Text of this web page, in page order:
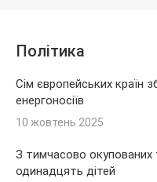
Політика
Сім європейських країн
енергоносіїв
10 жовтень 2025
З тимчасово окупованих
одинадцять дітей